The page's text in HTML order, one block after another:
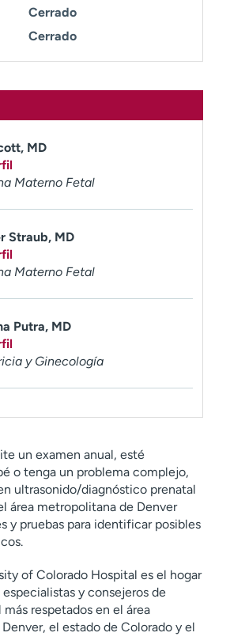
Cerrado
Cerrado
MD
Materno Fetal
Straub, MD
Materno Fetal
Putra, MD
y Ginecología
un examen anual, esté
o tenga un problema complejo,
ultrasonido/diagnóstico prenatal
área metropolitana de Denver
y pruebas para identificar posibles
of Colorado Hospital es el hogar
y consejeros de
respetados en el área
el estado de Colorado y el